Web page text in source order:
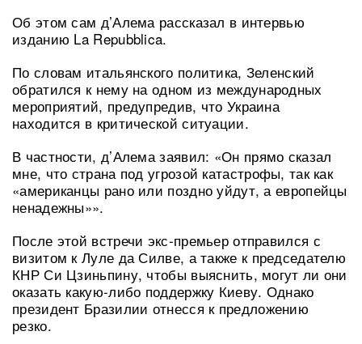
Об этом сам д’Алема рассказал в интервью
изданию La Repubblica.
По словам итальянского политика, Зеленский
обратился к нему на одном из международных
мероприятий, предупредив, что Украина
находится в критической ситуации.
В частности, д’Алема заявил: «Он прямо сказал
мне, что страна под угрозой катастрофы, так как
«американцы рано или поздно уйдут, а европейцы
ненадежны»».
После этой встречи экс-премьер отправился с
визитом к Луле да Силве, а также к председателю
КНР Си Цзиньпину, чтобы выяснить, могут ли они
оказать какую-либо поддержку Киеву. Однако
президент Бразилии отнесся к предложению
резко.